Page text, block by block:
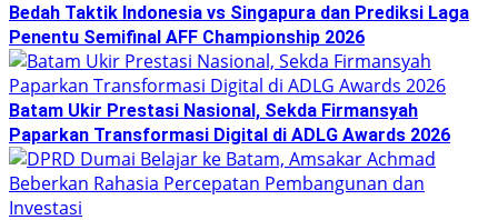
Bedah Taktik Indonesia vs Singapura dan Prediksi Laga
Penentu Semifinal AFF Championship 2026
Batam Ukir Prestasi Nasional, Sekda Firmansyah
Paparkan Transformasi Digital di ADLG Awards 2026